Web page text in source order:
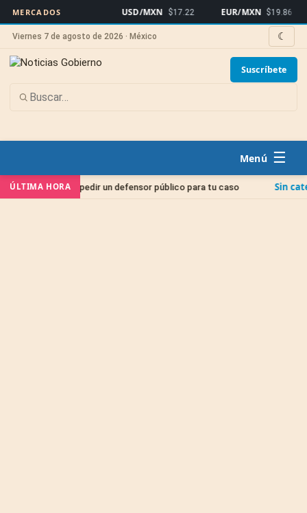
MERCADOS USD/MXN $17.22 EUR/MXN $19.86
Viernes 7 de agosto de 2026 · México ☾
Suscríbete
☰
ÚLTIMA HORA
pedir un defensor público para tu caso Sin categoríaJuicio